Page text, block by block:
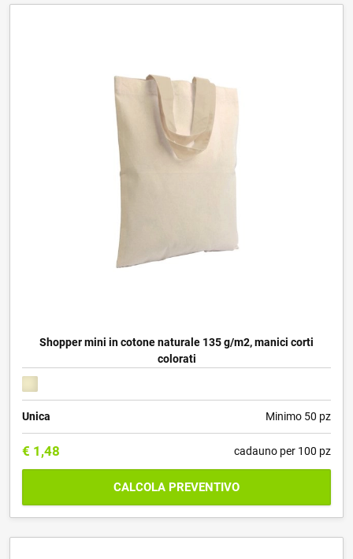
Shopper mini in cotone naturale 135 g/m2, manici corti
colorati
Unica Minimo 50 pz
€ 1,48 cadauno per 100 pz
CALCOLA PREVENTIVO